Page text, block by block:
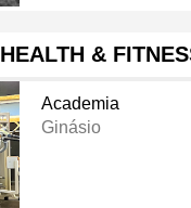
&
Academia
Ginásio